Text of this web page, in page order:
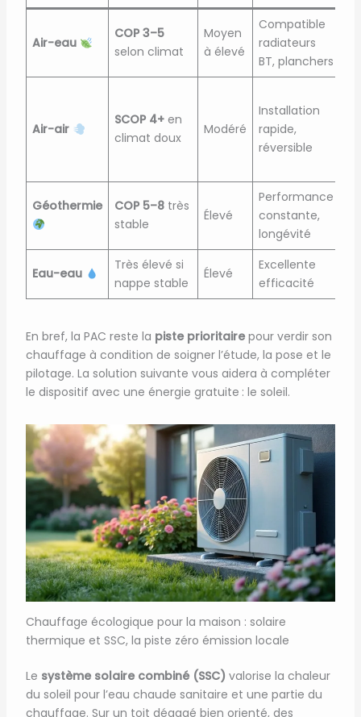
Air-eau
COP 3–5
selon climat
Moyen
à élevé
Compatible
radiateurs
BT, planchers
Air-air
SCOP 4+en
climat doux
Modéré
Installation
rapide,
réversible
Géothermie COP 5–8très
stable
Élevé
Performance
constante,
longévité
Eau-eau
Très élevé si
nappe stable
Élevé
Excellente
efficacité
En bref, la PAC reste la piste prioritairepour verdir son
chauffage à condition de soigner l’étude, la pose et le
pilotage. La solution suivante vous aidera à compléter
le dispositif avec une énergie gratuite : le soleil.
Chauffage écologique pour la maison : solaire
thermique et SSC, la piste zéro émission locale
Le système solaire combiné (SSC) valorise la chaleur
du soleil pour l’eau chaude sanitaire et une partie du
chauffage. Sur un toit dégagé bien orienté, des